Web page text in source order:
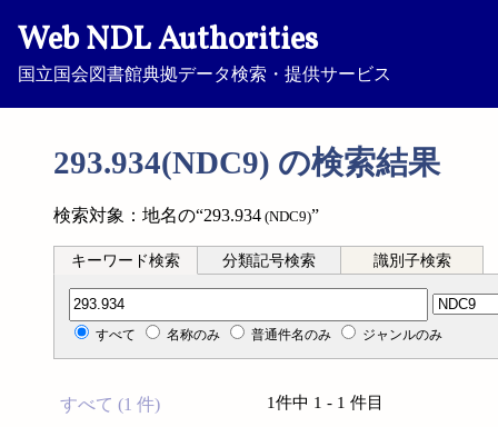
Web NDL Authorities
国立国会図書館典拠データ検索・提供サービス
293.934(NDC9) の検索結果
検索対象：地名の“293.934 (NDC9)”
キーワード検索 分類記号検索 識別子検索
分類記号検索
すべて 名称のみ 普通件名のみ ジャンルのみ
すべて (1 件)
1件中 1 - 1 件目